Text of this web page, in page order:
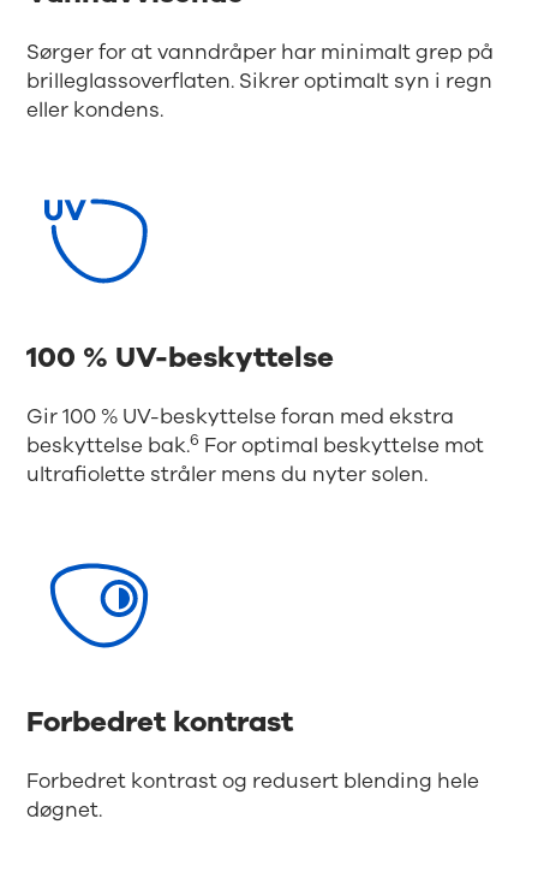
Sørger for at vanndråper har minimalt grep på
brilleglassoverflaten. Sikrer optimalt syn i regn
eller kondens.
100 % UV-beskyttelse
Gir 100 % UV-beskyttelse foran med ekstra
beskyttelse bak.6 For optimal beskyttelse mot
ultrafiolette stråler mens du nyter solen.
Forbedret kontrast
Forbedret kontrast og redusert blending hele
døgnet.